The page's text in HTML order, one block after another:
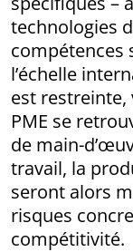
technologies
compétences
l’échelle
est restreinte,
PME se
de main-
travail, la
seront alors
risques
compétitivité.